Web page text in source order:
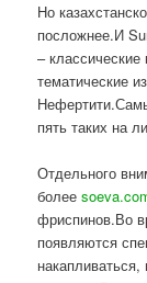
Но
посложнее.И
–
тематические
пять таких на
Отдельного
более
фриспинов.Во
появляются